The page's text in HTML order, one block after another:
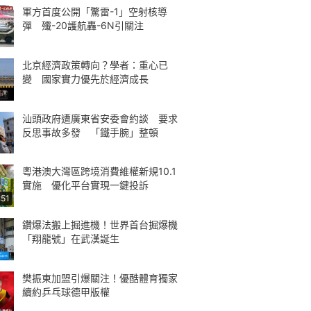
軍方首度公開「驚雷-1」空射核導
彈 殲-20護航轟-6N引關注
北京經濟政策轉向？學者：重心已
變 國家實力優先於經濟成長
汕頭政府遭廣東省安委會約談 要求
反思事故多發 「鐵手腕」整頓
粵港澳大灣區跨境消費維權新規10.1
實施 優化平台實現一鍵投訴
鑽爆法搬上掘進機！世界首台掘爆機
「翔龍號」在武漢誕生
樊振東加盟引爆關注！優酷體育獨家
續約乒乓球德甲版權